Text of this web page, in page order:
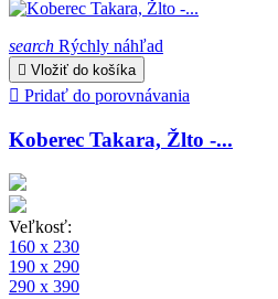
search Rýchly náhľad
 Vložiť do košíka
 Pridať do porovnávania
Koberec Takara, Žlto -...
Veľkosť:
160 x 230
190 x 290
290 x 390